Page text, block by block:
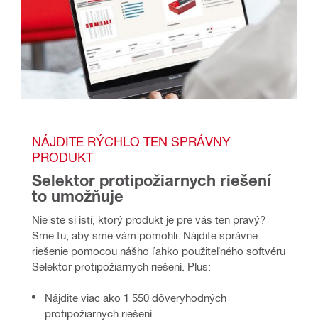
NÁJDITE RÝCHLO TEN SPRÁVNY
PRODUKT
Selektor protipožiarnych riešení
to umožňuje
Nie ste si istí, ktorý produkt je pre vás ten pravý?
Sme tu, aby sme vám pomohli. Nájdite správne
riešenie pomocou nášho ľahko použiteľného softvéru
Selektor protipožiarnych riešení. Plus:
Nájdite viac ako 1 550 dôveryhodných
protipožiarnych riešení